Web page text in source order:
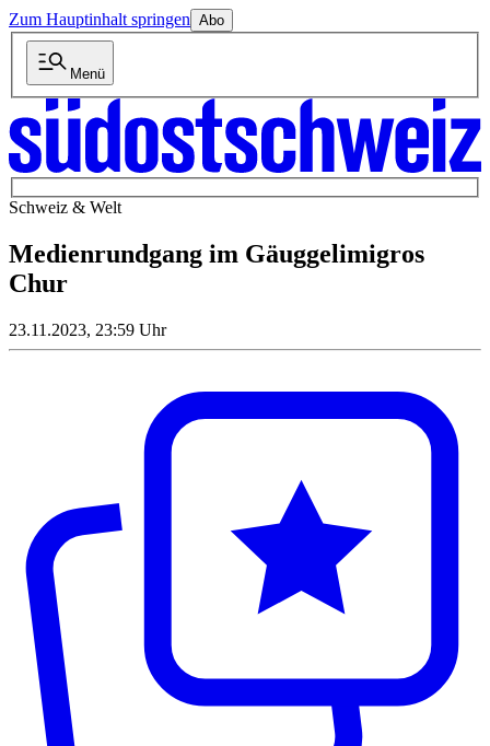
Zum Hauptinhalt springen Abo
Menü
Schweiz & Welt
Medienrundgang im Gäuggelimigros
Chur
23.11.2023, 23:59 Uhr